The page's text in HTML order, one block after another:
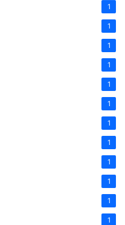
1
1
1
1
1
1
1
1
1
1
1
1